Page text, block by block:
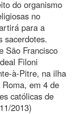
do organismo
no
para a
sacerdotes.
São Francisco
Filoni
à-Pitre, na ilha
em 4 de
católicas de
2013)